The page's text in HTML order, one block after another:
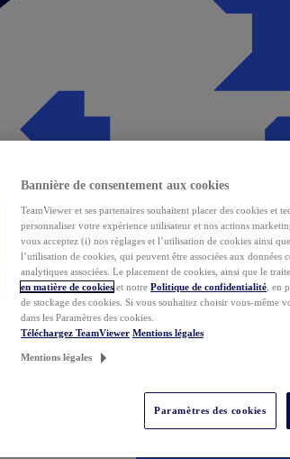
Bannière de consentement aux cookies
TeamViewer et ses partenaires souhaitent placer des cookies
personnaliser votre expérience utilisateur et nos actions
vous acceptez (i) nos réglages et l’utilisation de cookies ainsi
l’utilisation de cookies, qui peuvent être associées aux données
analytiques associées. Le placement de cookies, ainsi que le
en matière de cookies et notre Politique de confidentialité , en
de stockage des cookies. Si vous souhaitez choisir vous-même
dans les Paramètres des cookies.
Téléchargez TeamViewer Mentions légales
Mentions légales
Paramètres des cookies